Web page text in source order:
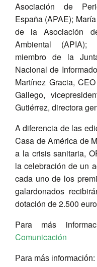
Asociación de
España (APAE);
de la Asociación
Ambiental (APIA);
miembro de la
Nacional de
Martínez Gracia,
Gallego,
Gutiérrez, directora
A diferencia de las
Casa de América de
a la crisis sanitaria,
la celebración de un
cada uno de los
galardonados
dotación de 2.500
Para más
Comunicación
Para más información: